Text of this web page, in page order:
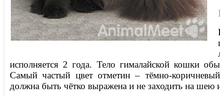
исполняется 2 года. Тело гималайской кошки
Самый частый цвет отметин – тёмно-
должна быть чётко выражена и не заходить на шею